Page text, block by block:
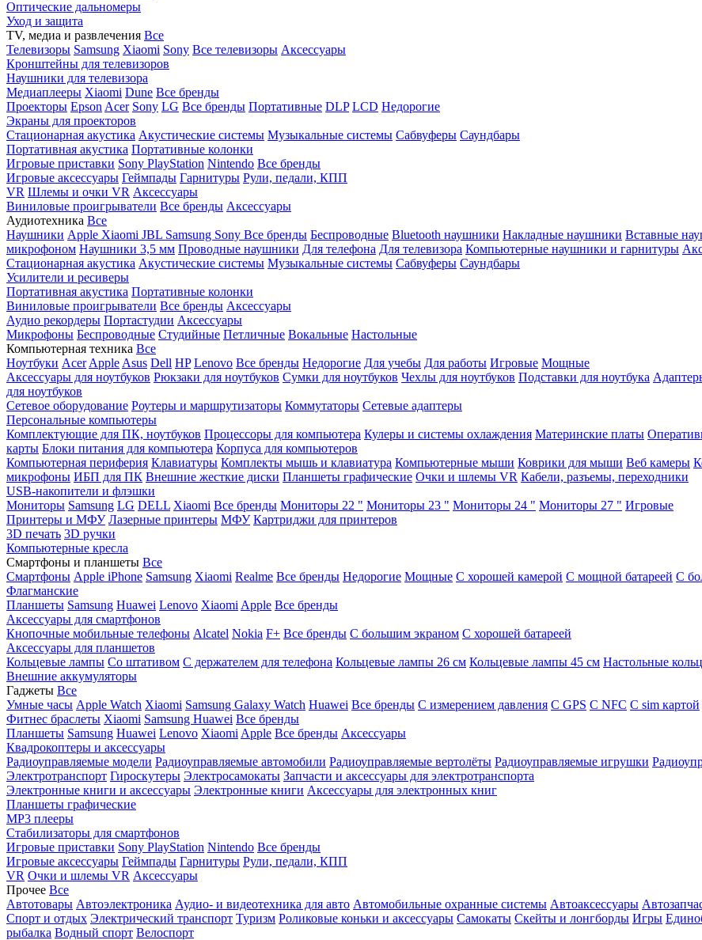
Оптические дальномеры
Уход и защита
TV, медиа и развлечения Все
Телевизоры Samsung Xiaomi Sony Все телевизоры Аксессуары
Кронштейны для телевизоров
Наушники для телевизора
Медиаплееры Xiaomi Dune Все бренды
Проекторы Epson Acer Sony LG Все бренды Портативные DLP LCD Недорогие
Экраны для проекторов
Стационарная акустика Акустические системы Музыкальные системы Сабвуферы Саундбары
Портативная акустика Портативные колонки
Игровые приставки Sony PlayStation Nintendo Все бренды
Игровые аксессуары Геймпады Гарнитуры Рули, педали, КПП
VR Шлемы и очки VR Аксессуары
Виниловые проигрыватели Все бренды Аксессуары
Аудиотехника Все
Наушники Apple Xiaomi JBL Samsung Sony Все бренды Беспроводные Bluetooth наушники Накладные наушники Вставные
микрофоном Наушники 3,5 мм Проводные наушники Для телефона Для телевизора Компьютерные наушники и гарнитуры
Стационарная акустика Акустические системы Музыкальные системы Сабвуферы Саундбары
Усилители и ресиверы
Портативная акустика Портативные колонки
Виниловые проигрыватели Все бренды Аксессуары
Аудио рекордеры Портастудии Аксессуары
Микрофоны Беспроводные Студийные Петличные Вокальные Настольные
Компьютерная техника Все
Ноутбуки Acer Apple Asus Dell HP Lenovo Все бренды Недорогие Для учебы Для работы Игровые Мощные
Аксессуары для ноутбуков Рюкзаки для ноутбуков Сумки для ноутбуков Чехлы для ноутбуков Подставки для ноутбука
для ноутбуков
Сетевое оборудование Роутеры и маршрутизаторы Коммутаторы Сетевые адаптеры
Персональные компьютеры
Комплектующие для ПК, ноутбуков Процессоры для компьютера Кулеры и системы охлаждения Материнские платы
карты Блоки питания для компьютера Корпуса для компьютеров
Компьютерная периферия Клавиатуры Комплекты мышь и клавиатура Компьютерные мыши Коврики для мыши Веб камеры
микрофоны ИБП для ПК Внешние жесткие диски Планшеты графические Очки и шлемы VR Кабели, разъемы, переходники
USB-накопители и флэшки
Мониторы Samsung LG DELL Xiaomi Все бренды Мониторы 22 " Мониторы 23 " Мониторы 24 " Мониторы 27 " Игровые
Принтеры и МФУ Лазерные принтеры МФУ Картриджи для принтеров
3D печать 3D ручки
Компьютерные кресла
Смартфоны и планшеты Все
Смартфоны Apple iPhone Samsung Xiaomi Realme Все бренды Недорогие Мощные С хорошей камерой С мощной батареей С
Флагманские
Планшеты Samsung Huawei Lenovo Xiaomi Apple Все бренды
Аксессуары для смартфонов
Кнопочные мобильные телефоны Alcatel Nokia F+ Все бренды С большим экраном С хорошей батареей
Аксессуары для планшетов
Кольцевые лампы Со штативом C держателем для телефона Кольцевые лампы 26 см Кольцевые лампы 45 см Настольные
Внешние аккумуляторы
Гаджеты Все
Умные часы Apple Watch Xiaomi Samsung Galaxy Watch Huawei Все бренды C измерением давления C GPS C NFC C sim картой
Фитнес браслеты Xiaomi Samsung Huawei Все бренды
Планшеты Samsung Huawei Lenovo Xiaomi Apple Все бренды Аксессуары
Квадрокоптеры и аксессуары
Радиоуправляемые модели Радиоуправляемые автомобили Радиоуправляемые вертолёты Радиоуправляемые игрушки
Электротранспорт Гироскутеры Электросамокаты Запчасти и аксессуары для электротранспорта
Электронные книги и аксессуары Электронные книги Аксессуары для электронных книг
Планшеты графические
MP3 плееры
Стабилизаторы для смартфонов
Игровые приставки Sony PlayStation Nintendo Все бренды
Игровые аксессуары Геймпады Гарнитуры Рули, педали, КПП
VR Очки и шлемы VR Аксессуары
Прочее Все
Автотовары Автоэлектроника Аудио- и видеотехника для авто Автомобильные охранные системы Автоаксессуары
Спорт и отдых Электрический транспорт Туризм Роликовые коньки и аксессуары Самокаты Скейты и лонгборды Игры
рыбалка Водный спорт Велоспорт